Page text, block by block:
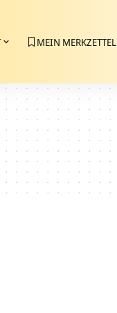
MEIN MERKZETTEL